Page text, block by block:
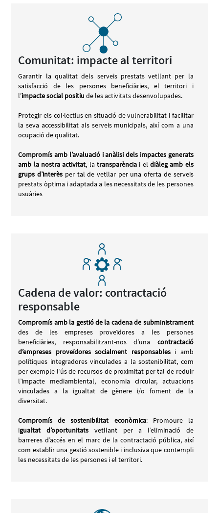
Comunitat: impacte al territori
Garantir la qualitat dels serveis prestats vetllant per la
satisfacció de les persones beneficiàries, el territori i
l’impacte social positiu de les activitats desenvolupades.
Protegir els col·lectius en situació de vulnerabilitat i facilitar
la seva accessibilitat als serveis municipals, així com a una
ocupació de qualitat.
Compromís amb l’avaluació i anàlisi dels impactes generats
amb la nostra activitat, latransparència i el diàleg amb els
grups d’interès per tal de vetllar per una oferta de serveis
prestats òptima i adaptada a les necessitats de les persones
usuàries
Cadena de valor: contractació
responsable
Compromís amb la gestió de la cadena de subministrament
des de les empreses proveïdores a les persones
beneficiàries, responsabilitzant-nos d’una contractació
d’empreses proveïdores socialment responsablesi amb
polítiques integradores vinculades a la sostenibilitat, com
per exemple l’ús de recursos de proximitat per tal de reduir
l’impacte mediambiental, economia circular, actuacions
vinculades a la igualtat de gènere i/o foment de la
diversitat.
Compromís de sostenibilitat econòmica: Promoure la
igualtat d’oportunitats vetllant per a l’eliminació de
barreres d’accés en el marc de la contractació pública, així
com establir una gestió sostenible i inclusiva que contempli
les necessitats de les persones i el territori.